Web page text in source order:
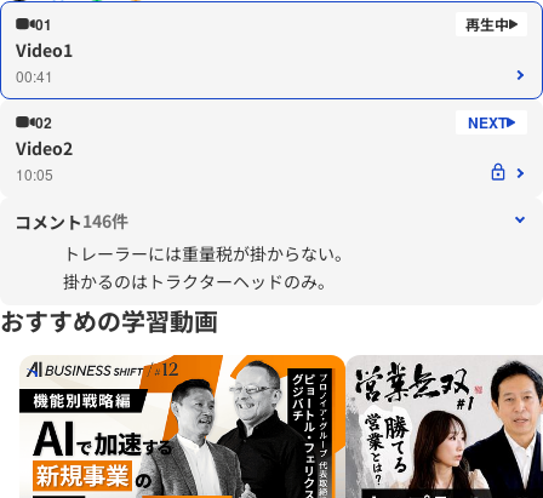
01
Video1
00:41
02
Video2
10:05
コメント146件
トレーラーには重量税が掛からない。
掛かるのはトラクターヘッドのみ。
おすすめの学習動画